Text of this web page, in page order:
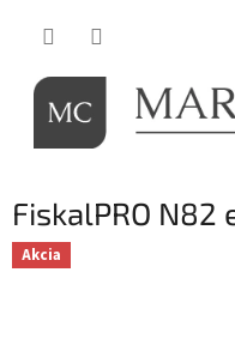
FiskalPRO N82
Akcia